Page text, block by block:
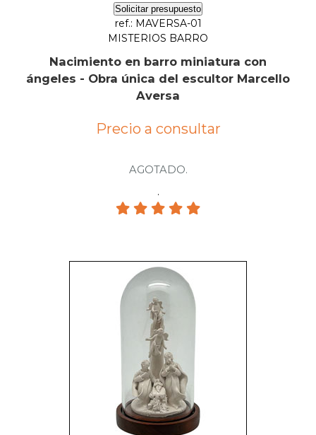
Solicitar presupuesto
ref.: MAVERSA-01
MISTERIOS BARRO
Nacimiento en barro miniatura con
ángeles - Obra única del escultor Marcello
Aversa
Precio a consultar
AGOTADO.
.